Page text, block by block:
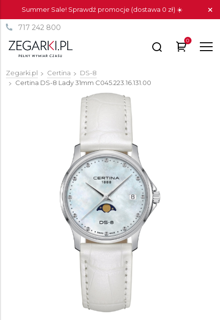
Summer Sale! Sprawdź promocje (dostawa 0 zł) ☀️
717 242 800
0
Zegarki.pl Certina
DS-8
Certina DS-8 Lady 31mm C045.223.16.131.00